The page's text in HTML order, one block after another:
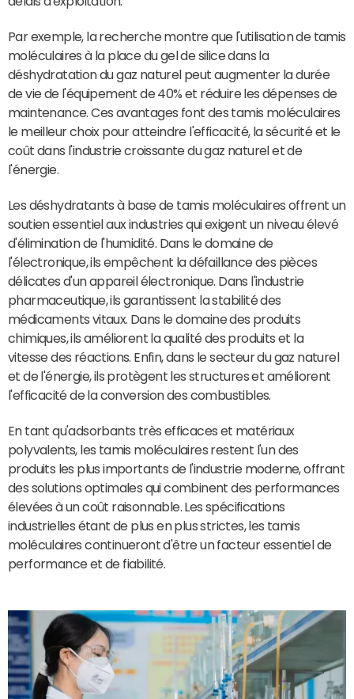
Par exemple, la recherche montre que l'utilisation de tamis
moléculaires à la place du gel de silice dans la
déshydratation du gaz naturel peut augmenter la durée
de vie de l'équipement de 40% et réduire les dépenses de
maintenance. Ces avantages font des tamis moléculaires
le meilleur choix pour atteindre l'efficacité, la sécurité et le
coût dans l'industrie croissante du gaz naturel et de
l'énergie.
Les déshydratants à base de tamis moléculaires offrent un
soutien essentiel aux industries qui exigent un niveau élevé
d'élimination de l'humidité. Dans le domaine de
l'électronique, ils empêchent la défaillance des pièces
délicates d'un appareil électronique. Dans l'industrie
pharmaceutique, ils garantissent la stabilité des
médicaments vitaux. Dans le domaine des produits
chimiques, ils améliorent la qualité des produits et la
vitesse des réactions. Enfin, dans le secteur du gaz naturel
et de l'énergie, ils protègent les structures et améliorent
l'efficacité de la conversion des combustibles.
En tant qu'adsorbants très efficaces et matériaux
polyvalents, les tamis moléculaires restent l'un des
produits les plus importants de l'industrie moderne, offrant
des solutions optimales qui combinent des performances
élevées à un coût raisonnable. Les spécifications
industrielles étant de plus en plus strictes, les tamis
moléculaires continueront d'être un facteur essentiel de
performance et de fiabilité.